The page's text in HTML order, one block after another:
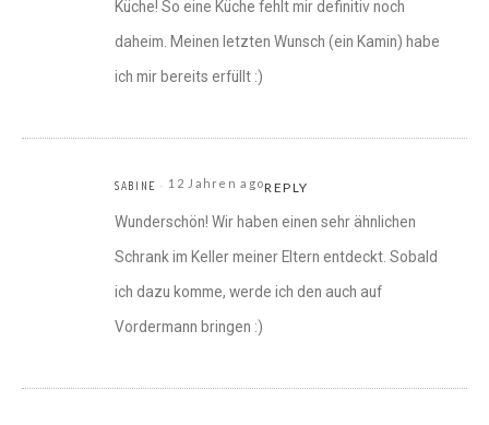
Küche! So eine Küche fehlt mir definitiv noch
daheim. Meinen letzten Wunsch (ein Kamin) habe
ich mir bereits erfüllt :)
SABINE 12 Jahren agoREPLY
Wunderschön! Wir haben einen sehr ähnlichen
Schrank im Keller meiner Eltern entdeckt. Sobald
ich dazu komme, werde ich den auch auf
Vordermann bringen :)